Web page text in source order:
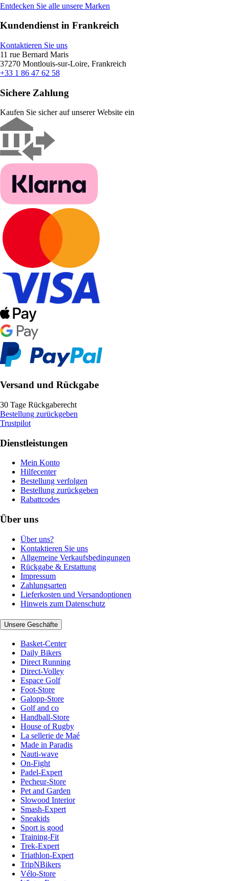
Entdecken Sie alle unsere Marken
Kundendienst in Frankreich
Kontaktieren Sie uns
11 rue Bernard Maris
37270 Montlouis-sur-Loire, Frankreich
+33 1 86 47 62 58
Sichere Zahlung
Kaufen Sie sicher auf unserer Website ein
Versand und Rückgabe
30 Tage Rückgaberecht
Bestellung zurückgeben
Trustpilot
Dienstleistungen
Mein Konto
Hilfecenter
Bestellung verfolgen
Bestellung zurückgeben
Rabattcodes
Über uns
Über uns?
Kontaktieren Sie uns
Allgemeine Verkaufsbedingungen
Rückgabe & Erstattung
Impressum
Zahlungsarten
Lieferkosten und Versandoptionen
Hinweis zum Datenschutz
Unsere Geschäfte
Basket-Center
Daily Bikers
Direct Running
Direct-Volley
Espace Golf
Foot-Store
Galopp-Store
Golf and co
Handball-Store
House of Rugby
La sellerie de Maé
Made in Paradis
Nauti-wave
On-Fight
Padel-Expert
Pecheur-Store
Pet and Garden
Slowood Interior
Smash-Expert
Sneakids
Sport is good
Training-Fit
Trek-Expert
Triathlon-Expert
TripNBikers
Vélo-Store